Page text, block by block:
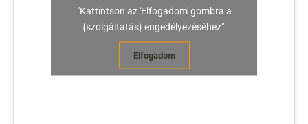
"Kattintson az 'Elfogadom' gombra a
{szolgáltatás} engedélyezéséhez"
Elfogadom